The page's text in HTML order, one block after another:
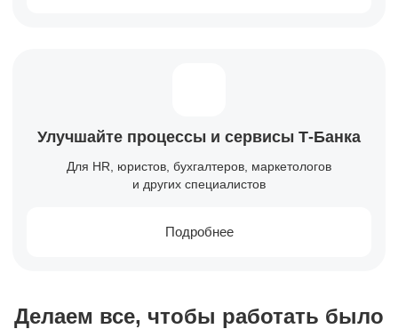
Улучшайте процессы и сервисы Т-Банка
Для HR, юристов, бухгалтеров, маркетологов
и других специалистов
Подробнее
Делаем все, чтобы работать было